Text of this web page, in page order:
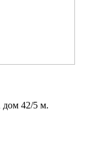
дом 42/5 м.